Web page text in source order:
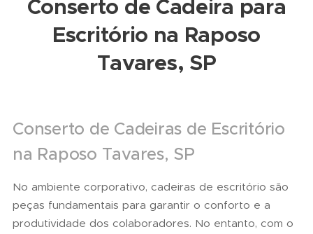
Conserto de Cadeira para
Escritório na Raposo
Tavares, SP
Conserto de Cadeiras de Escritório
na Raposo Tavares, SP
No ambiente corporativo, cadeiras de escritório são
peças fundamentais para garantir o conforto e a
produtividade dos colaboradores. No entanto, com o